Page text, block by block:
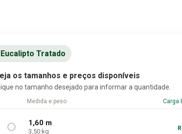
Eucalipto Tratado
os tamanhos e preços disponíveis
no tamanho desejado para informar a quantidade.
Medida e peso Carga
1,60 m
3,50 kg